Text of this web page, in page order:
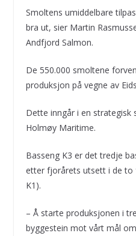
Smoltens umiddelbare
bra ut, sier Martin
Andfjord Salmon.
De 550.000 smoltene
produksjon på vegne av
Dette inngår i en strategisk
Holmøy Maritime.
Basseng K3 er det tredje
etter fjorårets utsett i de to
K1).
– Å starte produksjonen i
byggestein mot vårt mål